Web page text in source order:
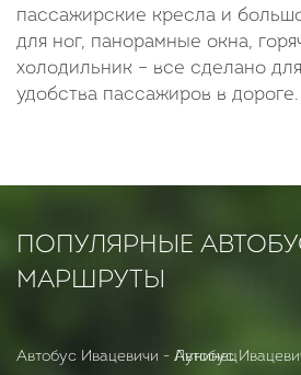
пассажирские кресла и
для ног, панорамные окна,
холодильник – все сделано
удобства пассажиров в дороге.
ПОПУЛЯРНЫЕ
МАРШРУТЫ
Автобус Ивацевичи - Лунинец
Автобус